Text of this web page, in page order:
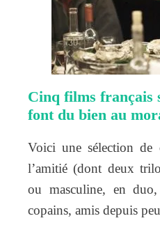
Cinq films français
font du bien au
Voici une sélection
l’amitié (dont deux
ou masculine, en
copains, amis depuis